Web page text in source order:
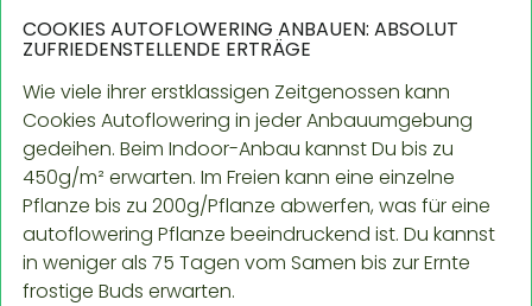
COOKIES AUTOFLOWERING ANBAUEN: ABSOLUT
ZUFRIEDENSTELLENDE ERTRÄGE
Wie viele ihrer erstklassigen Zeitgenossen kann
Cookies Autoflowering in jeder Anbauumgebung
gedeihen. Beim Indoor-Anbau kannst Du bis zu
450g/m² erwarten. Im Freien kann eine einzelne
Pflanze bis zu 200g/Pflanze abwerfen, was für eine
autoflowering Pflanze beeindruckend ist. Du kannst
in weniger als 75 Tagen vom Samen bis zur Ernte
frostige Buds erwarten.